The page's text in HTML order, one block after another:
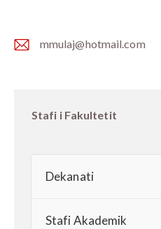
mmulaj@hotmail.com
Stafi i Fakultetit
Dekanati
Stafi Akademik